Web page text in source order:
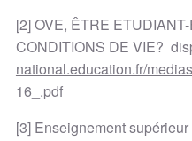
[2] OVE, ÊTRE
CONDITIONS DE VIE?
national.education.fr/
16_.pdf
[3] Enseignement